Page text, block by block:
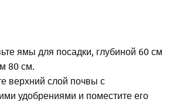
ямы для посадки, глубиной 60 см
80 см.
верхний слой почвы с
удобрениями и поместите его